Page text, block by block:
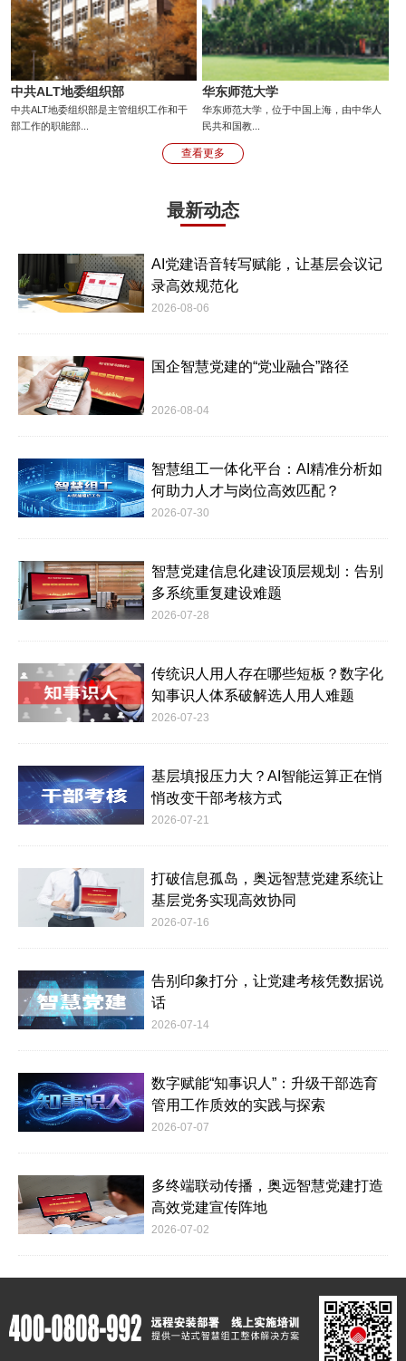
中共ALT地委组织部
中共ALT地委组织部是主管组织工作和干
部工作的职能部...
华东师范大学
华东师范大学，位于中国上海，由中华人
民共和国教...
查看更多
最新动态
AI党建语音转写赋能，让基层会议记
录高效规范化
2026-08-06
国企智慧党建的“党业融合”路径
2026-08-04
智慧组工一体化平台：AI精准分析如
何助力人才与岗位高效匹配？
2026-07-30
智慧党建信息化建设顶层规划：告别
多系统重复建设难题
2026-07-28
传统识人用人存在哪些短板？数字化
知事识人体系破解选人用人难题
2026-07-23
基层填报压力大？AI智能运算正在悄
悄改变干部考核方式
2026-07-21
打破信息孤岛，奥远智慧党建系统让
基层党务实现高效协同
2026-07-16
告别印象打分，让党建考核凭数据说
话
2026-07-14
数字赋能“知事识人”：升级干部选育
管用工作质效的实践与探索
2026-07-07
多终端联动传播，奥远智慧党建打造
高效党建宣传阵地
2026-07-02